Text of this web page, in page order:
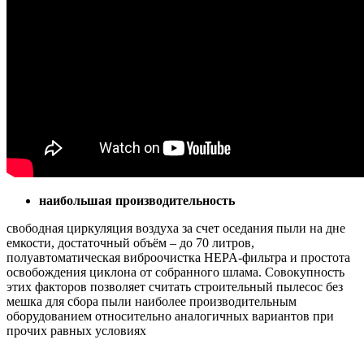
наибольшая производительность
свободная циркуляция воздуха за счет оседания пыли на дне
емкости, достаточный объём – до 70 литров,
полуавтоматическая виброочистка HEPA-фильтра и простота
освобождения циклона от собранного шлама. Совокупность
этих факторов позволяет считать строительный пылесос без
мешка для сбора пыли наиболее производительным
оборудованием относительно аналогичных вариантов при
прочих равных условиях